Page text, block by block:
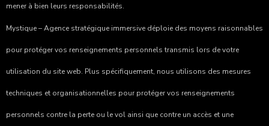
mener à bien leurs responsabilités.
Mystique – Agence stratégique immersive déploie des moyens raisonnables
pour protéger vos renseignements personnels transmis lors de votre
utilisation du site web. Plus spécifiquement, nous utilisons des mesures
techniques et organisationnelles pour protéger vos renseignements
personnels contre la perte ou le vol ainsi que contre un accès et une